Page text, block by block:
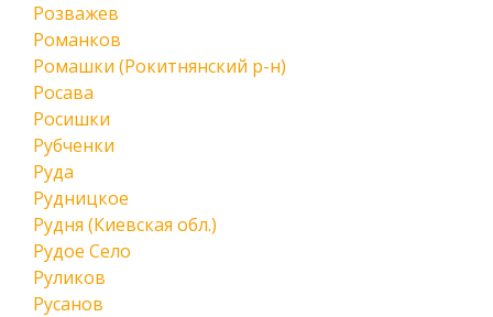
Розважев
Романков
Ромашки (Рокитнянский р-н)
Росава
Росишки
Рубченки
Руда
Рудницкое
Рудня (Киевская обл.)
Рудое Село
Руликов
Русанов